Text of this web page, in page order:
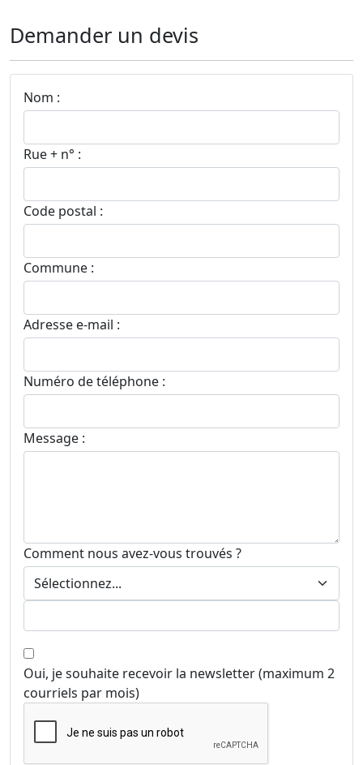
Demander un devis
Nom :
Rue + n° :
Code postal :
Commune :
Adresse e-mail :
Numéro de téléphone :
Message :
Comment nous avez-vous trouvés ?
Oui, je souhaite recevoir la newsletter (maximum 2
courriels par mois)